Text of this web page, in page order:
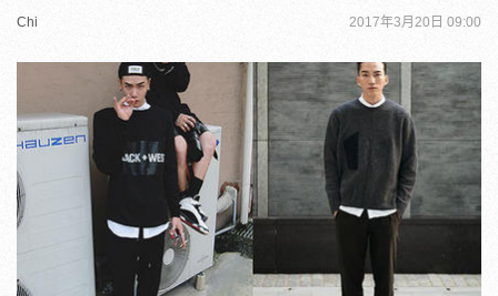
Chi 2017年3月20日 09:00